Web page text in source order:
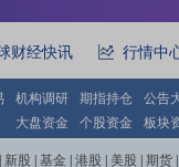
财经快讯 行情中
机构调研 期指持仓
公告
大盘资金 个股资金 板块
新股 基金 港股 美股 期货